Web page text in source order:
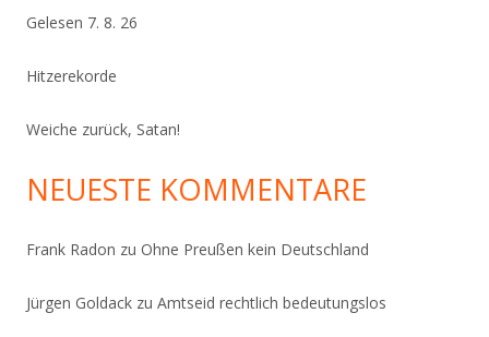
Gelesen 7. 8. 26
Hitzerekorde
Weiche zurück, Satan!
NEUESTE KOMMENTARE
Frank Radon zu Ohne Preußen kein Deutschland
Jürgen Goldack zu Amtseid rechtlich bedeutungslos